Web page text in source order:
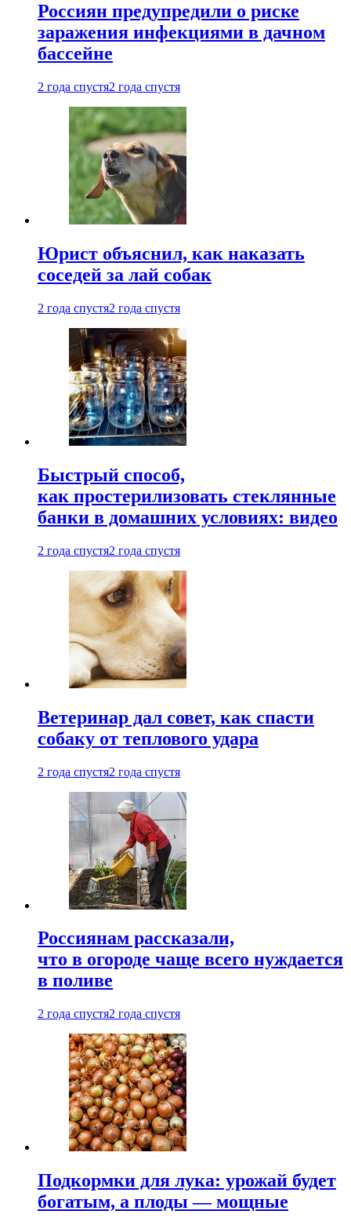
Россиян предупредили о риске
заражения инфекциями в дачном
бассейне
2 года спустя2 года спустя
Юрист объяснил, как наказать
соседей за лай собак
2 года спустя2 года спустя
Быстрый способ,
как простерилизовать стеклянные
банки в домашних условиях: видео
2 года спустя2 года спустя
Ветеринар дал совет, как спасти
собаку от теплового удара
2 года спустя2 года спустя
Россиянам рассказали,
что в огороде чаще всего нуждается
в поливе
2 года спустя2 года спустя
Подкормки для лука: урожай будет
богатым, а плоды — мощные